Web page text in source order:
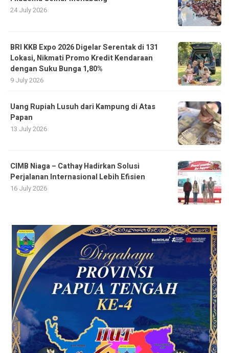
24 July 2026
BRI KKB Expo 2026 Digelar Serentak di 131
Lokasi, Nikmati Promo Kredit Kendaraan
dengan Suku Bunga 1,80%
9 July 2026
Uang Rupiah Lusuh dari Kampung di Atas
Papan
13 July 2026
CIMB Niaga – Cathay Hadirkan Solusi
Perjalanan Internasional Lebih Efisien
16 July 2026